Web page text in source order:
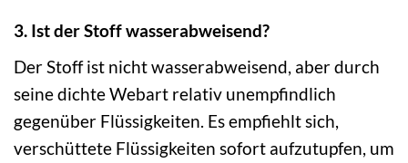
3. Ist der Stoff wasserabweisend?
Der Stoff ist nicht wasserabweisend, aber durch
seine dichte Webart relativ unempfindlich
gegenüber Flüssigkeiten. Es empfiehlt sich,
verschüttete Flüssigkeiten sofort aufzutupfen, um